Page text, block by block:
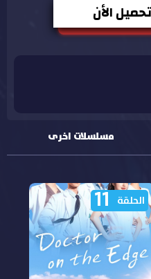
الأن
مسلسلات اخرى
الحلقة 11